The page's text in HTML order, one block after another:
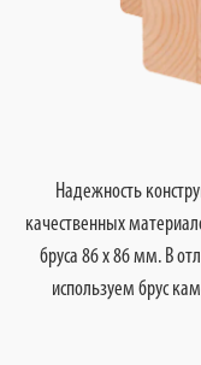
Надежность
качественных
бруса 86 х 86 мм. В
используем брус